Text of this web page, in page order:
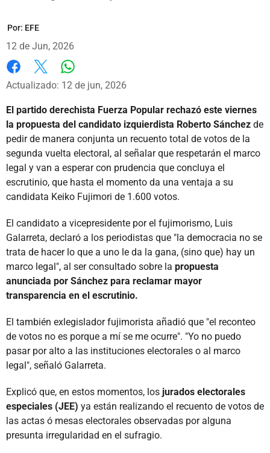
Por: EFE
12 de Jun, 2026
Facebook
X
Actualizado: 12 de jun, 2026
El partido derechista Fuerza Popular rechazó este viernes
la propuesta del candidato izquierdista Roberto Sánchez de
pedir de manera conjunta un recuento total de votos de la
segunda vuelta electoral, al señalar que respetarán el marco
legal y van a esperar con prudencia que concluya el
escrutinio, que hasta el momento da una ventaja a su
candidata Keiko Fujimori de 1.600 votos.
El candidato a vicepresidente por el fujimorismo, Luis
Galarreta, declaró a los periodistas que "la democracia no se
trata de hacer lo que a uno le da la gana, (sino que) hay un
marco legal", al ser consultado sobre la propuesta
anunciada por Sánchez para reclamar mayor
transparencia en el escrutinio.
El también exlegislador fujimorista añadió que "el reconteo
de votos no es porque a mí se me ocurre". "Yo no puedo
pasar por alto a las instituciones electorales o al marco
legal", señaló Galarreta.
Explicó que, en estos momentos, los jurados electorales
especiales (JEE) ya están realizando el recuento de votos de
las actas ó mesas electorales observadas por alguna
presunta irregularidad en el sufragio.